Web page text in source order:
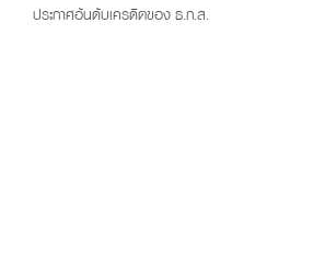
ประกาศอันดับเครดิตของ ธ.ก.ส.